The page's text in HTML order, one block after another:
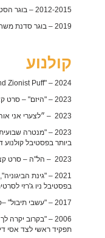
2012-2015 – בוגר הסטודיו למשחק מיסודו של יורם לוינשטיין
2019 – בוגר סדנת משחק בשיטת לאבאן, בהנחיית רועי מליח רשף
קולנוע
2024 – "The Grand Zionist Puff" – סרט קצר בבימוי רון גולדין
2023 –
"היזם" – סרט
2023 – ״לצערי אני אוהבת אותך״ – סרט בבימוי שחר רוזן
2023 – "מנטרה
ביותר בפסטיבל קולנוע
2023 – הל"ה – סרט קצר בבימוי יהודית פסל
2021 – "גינת
בפסטיבל ניו ג'רזי
2017 – "עשבי תיבול" –סרט קצר בבימוי מתן סיני ואמי נחימובסקי
2006 – "בקרוב
תפקיד ראשי לצד אסי